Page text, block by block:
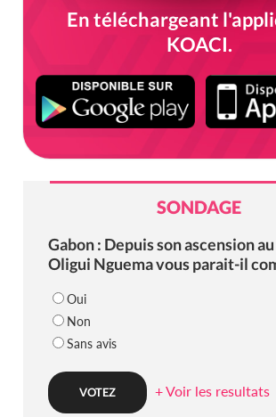
En téléchargeant
KOACI.
SONDAGE
Gabon : Depuis son ascension
Oligui Nguema vous parait-il
Oui
Non
Sans avis
+ Voir les resultats